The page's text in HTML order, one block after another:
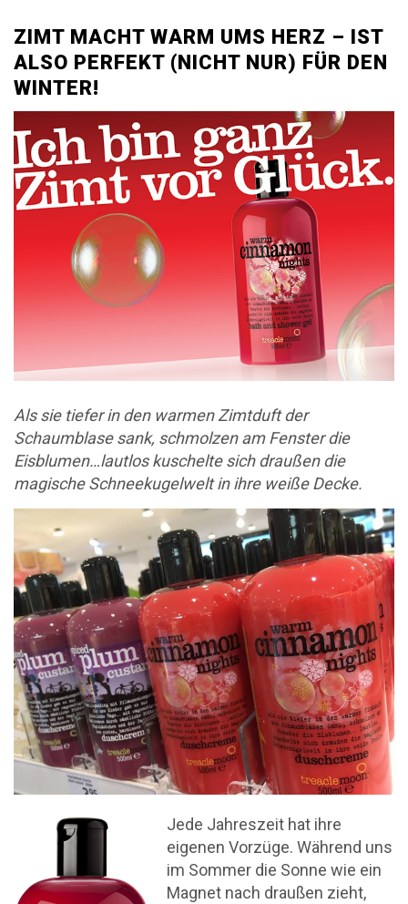
ZIMT MACHT WARM UMS HERZ – IST
ALSO PERFEKT (NICHT NUR) FÜR DEN
WINTER!
Als sie tiefer in den warmen Zimtduft der
Schaumblase sank, schmolzen am Fenster die
Eisblumen…lautlos kuschelte sich draußen die
magische Schneekugelwelt in ihre weiße Decke.
Jede Jahreszeit hat ihre
eigenen Vorzüge. Während uns
im Sommer die Sonne wie ein
Magnet nach draußen zieht,